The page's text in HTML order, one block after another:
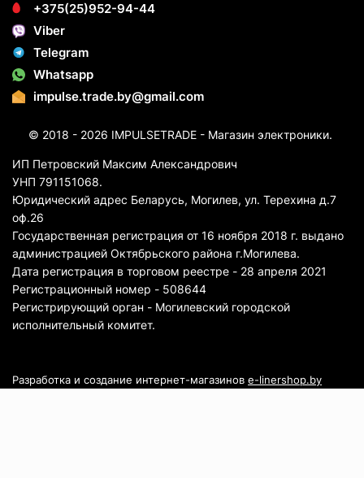
+375(25)952-94-44
Viber
Telegram
Whatsapp
impulse.trade.by@gmail.com
© 2018 - 2026 IMPULSETRADE - Магазин электроники.
ИП Петровский Максим Александрович
УНП 791151068.
Юридический адрес Беларусь, Могилев, ул. Терехина д.7
оф.26
Государственная регистрация от 16 ноября 2018 г. выдано
администрацией Октябрьского района г.Могилева.
Дата регистрация в торговом реестре - 28 апреля 2021
Регистрационный номер - 508644
Регистрирующий орган - Могилевский городской
исполнительный комитет.
Разработка и создание интернет-магазинов e-linershop.by